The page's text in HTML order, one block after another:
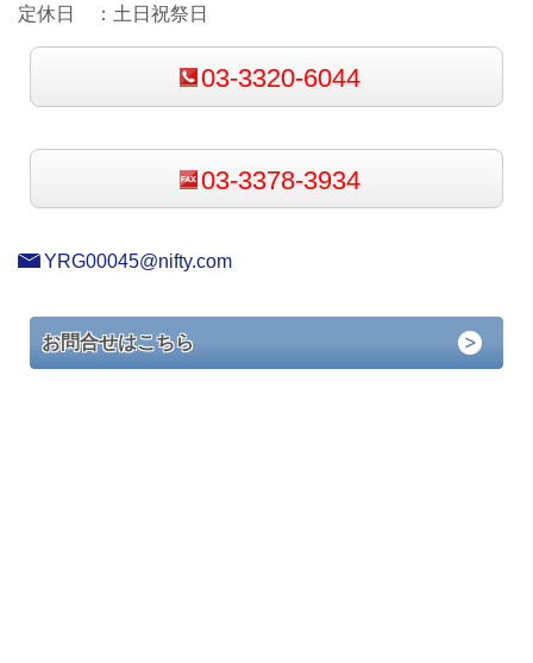
定休日 ： 土日祝祭日
03-3320-6044
03-3378-3934
YRG00045@nifty.com
お問合せはこちら